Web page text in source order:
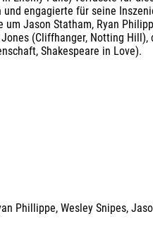
engagierte für seine
Jason Statham, Ryan
(Cliffhanger, Notting Hill),
Shakespeare in Love).
Phillippe,Wesley Snipes,